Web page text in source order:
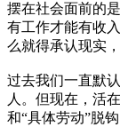
摆在社会面前的
有工作才能有收
么就得承认现实
过去我们一直默
人。但现在，活
和“具体劳动”脱